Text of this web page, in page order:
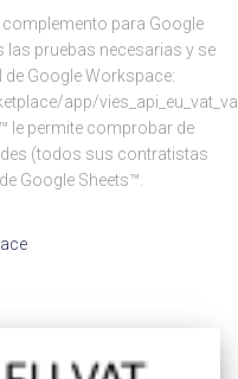
para Google
las pruebas necesarias y se
Google Workspace:
app/
le permite comprobar de
(todos sus contratistas
Google Sheets™.